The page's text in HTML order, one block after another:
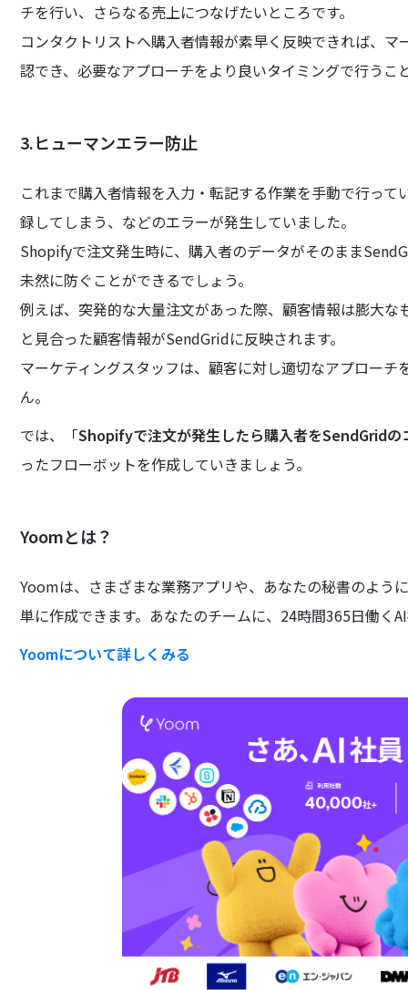
チを行い、さらなる売上につなげたいところです。
コンタクトリストへ購入者情報が素早く反映できれば、
認でき、必要なアプローチをより良いタイミングで行うこ
3.ヒューマンエラー防止
これまで購入者情報を入力・転記する作業を手動で行っ
録してしまう、などのエラーが発生していました。
Shopifyで注文発生時に、購入者のデータがそのまま
未然に防ぐことができるでしょう。
例えば、突発的な大量注文があった際、顧客情報は膨大
と見合った顧客情報がSendGridに反映されます。
マーケティングスタッフは、顧客に対し適切なアプロー
ん。
では、「Shopifyで注文が発生したら購入者をSendGridの
ったフローボットを作成していきましょう。
Yoomとは？
Yoomは、さまざまな業務アプリや、あなたの秘書のよう
単に作成できます。あなたのチームに、24時間365日働く
Yoomについて詳しくみる